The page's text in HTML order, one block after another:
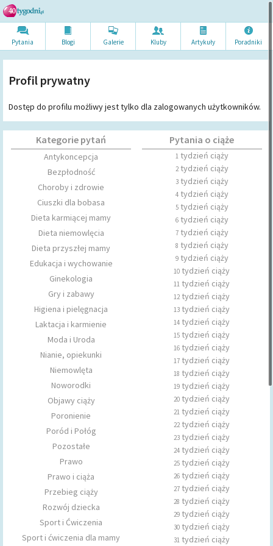
Pytania Blogi Galerie Kluby Artykuły Poradniki
Profil prywatny
Dostęp do profilu możliwy jest tylko dla zalogowanych użytkowników.
Kategorie pytań
Antykoncepcja
Bezpłodność
Choroby i zdrowie
Ciuszki dla bobasa
Dieta karmiącej mamy
Dieta niemowlęcia
Dieta przyszłej mamy
Edukacja i wychowanie
Ginekologia
Gry i zabawy
Higiena i pielęgnacja
Laktacja i karmienie
Moda i Uroda
Nianie, opiekunki
Niemowlęta
Noworodki
Objawy ciąży
Poronienie
Poród i Połóg
Pozostałe
Prawo
Prawo i ciąża
Przebieg ciąży
Rozwój dziecka
Sport i Ćwiczenia
Sport i ćwiczenia dla mamy
Pytania o ciąże
1tydzień ciąży
2tydzień ciąży
3tydzień ciąży
4tydzień ciąży
5tydzień ciąży
6tydzień ciąży
7tydzień ciąży
8 tydzień ciąży
9tydzień ciąży
10 tydzień ciąży
11 tydzień ciąży
12tydzień ciąży
13 tydzień ciąży
14 tydzień ciąży
15 tydzień ciąży
16 tydzień ciąży
17 tydzień ciąży
18 tydzień ciąży
19 tydzień ciąży
20 tydzień ciąży
21 tydzień ciąży
22tydzień ciąży
23 tydzień ciąży
24 tydzień ciąży
25 tydzień ciąży
26 tydzień ciąży
27 tydzień ciąży
28 tydzień ciąży
29 tydzień ciąży
30 tydzień ciąży
31 tydzień ciąży